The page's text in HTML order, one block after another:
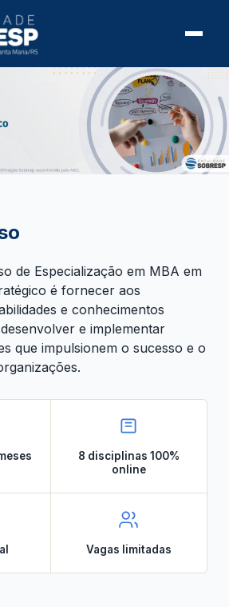
de Especialização em MBA em
é fornecer aos
e conhecimentos
e implementar
que impulsionem o sucesso e o
8 disciplinas 100%
online
Vagas limitadas